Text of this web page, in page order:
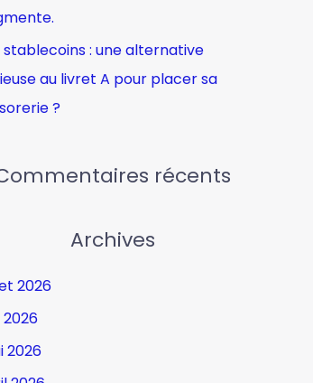
stablecoins : une alternative
au livret A pour placer sa
?
récents
Archives
2026
2026
2026